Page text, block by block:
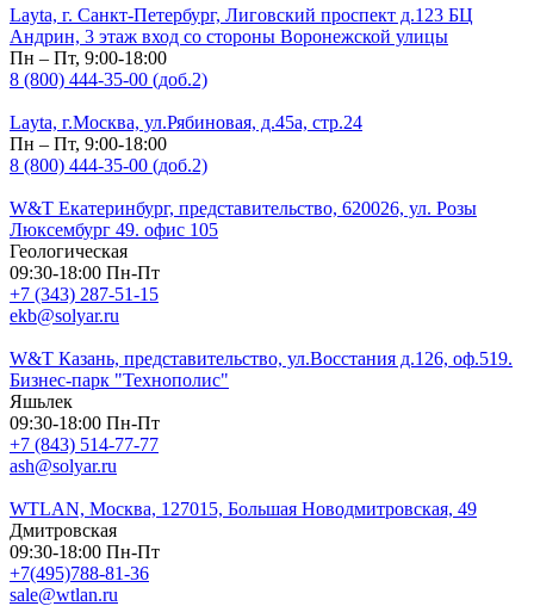
Layta, г. Санкт-Петербург, Лиговский проспект д.123 БЦ
Андрин, 3 этаж вход со стороны Воронежской улицы
Пн – Пт, 9:00-18:00
8 (800) 444-35-00 (доб.2)
Layta, г.Москва, ул.Рябиновая, д.45а, стр.24
Пн – Пт, 9:00-18:00
8 (800) 444-35-00 (доб.2)
W&T Екатеринбург, представительство, 620026, ул. Розы
Люксембург 49. офис 105
Геологическая
09:30-18:00 Пн-Пт
+7 (343) 287-51-15
ekb@solyar.ru
W&T Казань, представительство, ул.Восстания д.126, оф.519.
Бизнес-парк "Технополис"
Яшьлек
09:30-18:00 Пн-Пт
+7 (843) 514-77-77
ash@solyar.ru
WTLAN, Москва, 127015, Большая Новодмитровская, 49
Дмитровская
09:30-18:00 Пн-Пт
+7(495)788-81-36
sale@wtlan.ru